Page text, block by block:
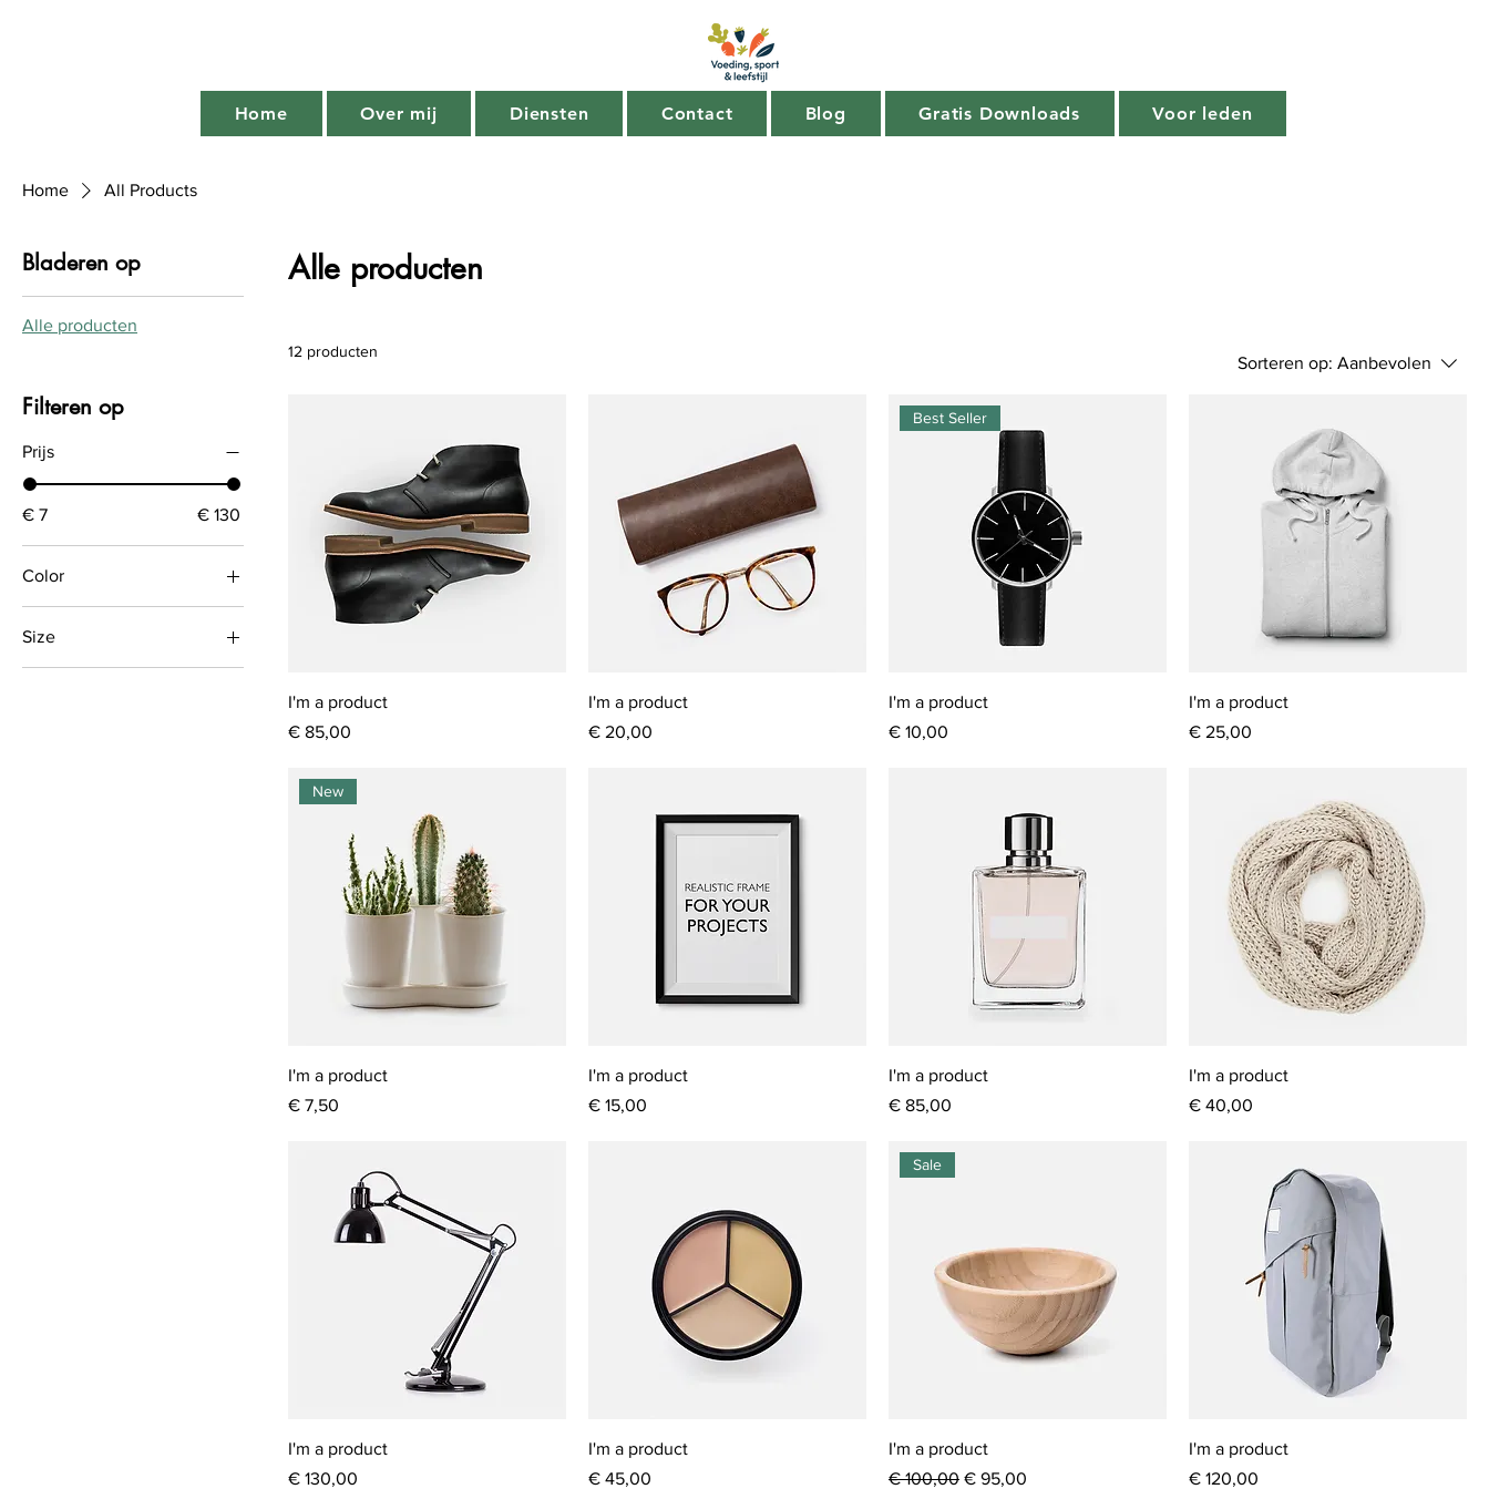
Home Over mij Diensten Contact Blog Gratis Downloads Voor leden
Home All Products
Bladeren op
Alle producten
Filteren op
Prijs
€ 7 € 130
Color
Size
Alle producten
12 producten
Sorteren op: Aanbevolen
I'm a product
Prijs
€ 85,00
I'm a product
Prijs
€ 20,00
Best Seller
I'm a product
Prijs
€ 10,00
I'm a product
Prijs
€ 25,00
New
I'm a product
Prijs
€ 7,50
I'm a product
Prijs
€ 15,00
I'm a product
Prijs
€ 85,00
I'm a product
Prijs
€ 40,00
I'm a product
Prijs
€ 130,00
I'm a product
Prijs
€ 45,00
Sale
I'm a product
Normale prijs
€ 100,00 Verkoopprijs
€ 95,00
I'm a product
Prijs
€ 120,00